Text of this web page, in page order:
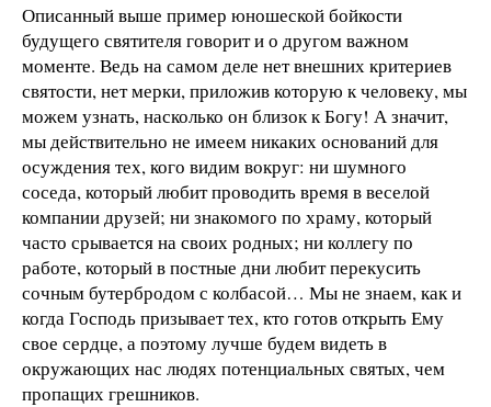
Описанный выше пример юношеской бойкости
будущего святителя говорит и о другом важном
моменте. Ведь на самом деле нет внешних критериев
святости, нет мерки, приложив которую к человеку, мы
можем узнать, насколько он близок к Богу! А значит,
мы действительно не имеем никаких оснований для
осуждения тех, кого видим вокруг: ни шумного
соседа, который любит проводить время в веселой
компании друзей; ни знакомого по храму, который
часто срывается на своих родных; ни коллегу по
работе, который в постные дни любит перекусить
сочным бутербродом с колбасой… Мы не знаем, как и
когда Господь призывает тех, кто готов открыть Ему
свое сердце, а поэтому лучше будем видеть в
окружающих нас людях потенциальных святых, чем
пропащих грешников.